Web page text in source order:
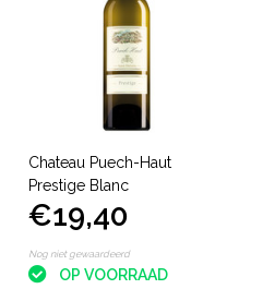
Chateau Puech-Haut
Prestige Blanc
€19,40
Nog niet gewaardeerd
OP VOORRAAD